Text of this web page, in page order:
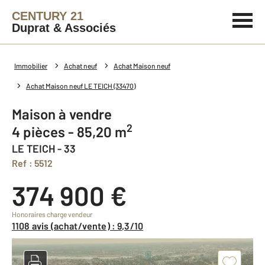
CENTURY 21
Duprat & Associés
Immobilier Achat neuf Achat Maison neuf
Achat Maison neuf LE TEICH (33470)
Maison à vendre
4 pièces - 85,20 m2
LE TEICH - 33
Ref : 5512
374 900 €
Honoraires charge vendeur
1108 avis (achat/vente) : 9,3/10